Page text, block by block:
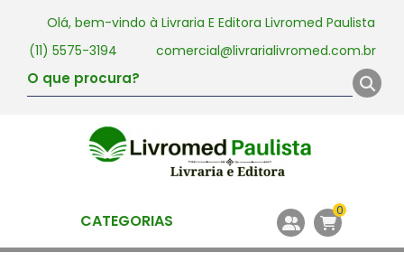
Olá, bem-vindo à Livraria E Editora Livromed Paulista
(11) 5575-3194
comercial@livrarialivromed.com.br
CATEGORIAS 0